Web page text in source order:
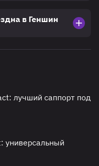
в Геншин
лучший саппорт под
универсальный